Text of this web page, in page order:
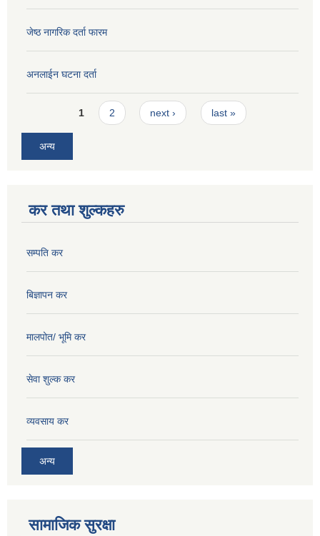
जेष्ठ नागरिक दर्ता फारम
अनलाईन घटना दर्ता
Pages1 2 next › last »
अन्य
कर तथा शुल्कहरु
सम्पति कर
बिज्ञापन कर
मालपोत/ भूमि कर
सेवा शुल्क कर
व्यवसाय कर
अन्य
सामाजिक सुरक्षा